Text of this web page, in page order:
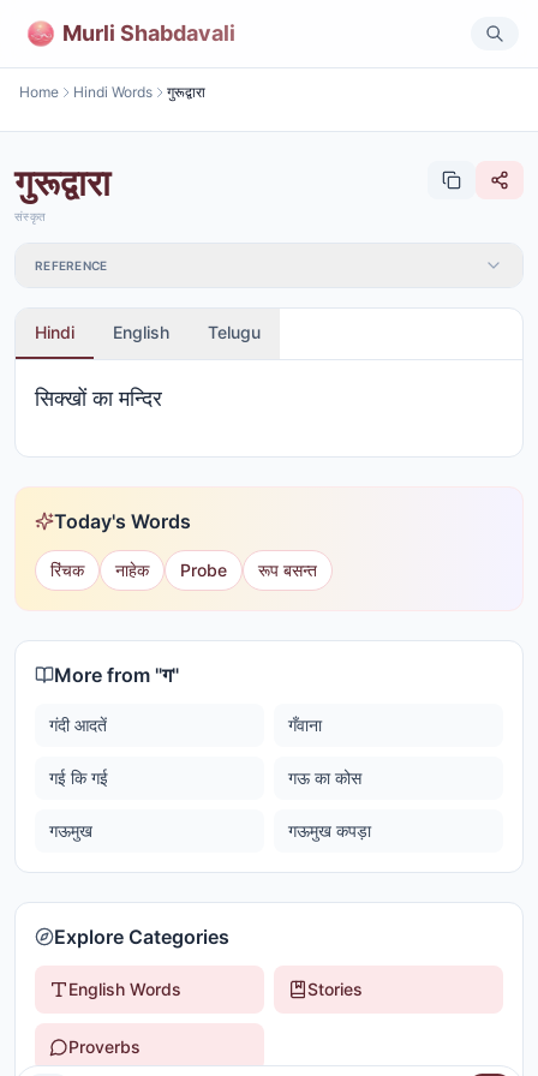
Murli Shabdavali
Home Hindi Words गुरूद्वारा
गुरूद्वारा
संस्कृत
REFERENCE
Hindi English Telugu
सिक्खों का मन्दिर
Today's Words
रिंचक नाहेक Probe रूप बसन्त
More from "ग"
गंदी आदतें गँवाना
गई कि गई गऊ का कोस
गऊमुख गऊमुख कपड़ा
Explore Categories
English Words Stories
Proverbs